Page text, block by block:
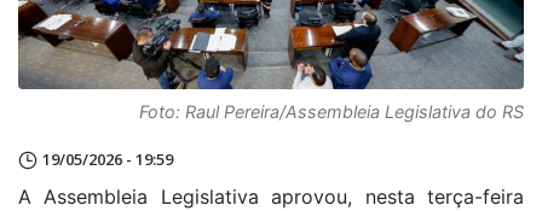
Foto: Raul Pereira/Assembleia Legislativa do RS
19/05/2026 - 19:59
A Assembleia Legislativa aprovou, nesta terça-feira